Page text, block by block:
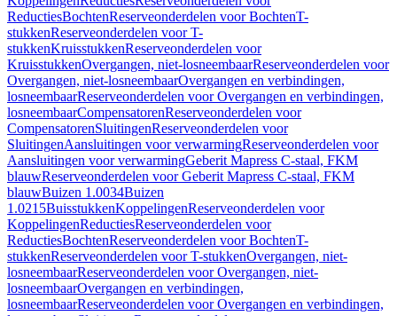
ReductiesBochtenReserveonderdelen voor BochtenT-
stukkenReserveonderdelen voor T-
stukkenKruisstukkenReserveonderdelen voor
KruisstukkenOvergangen, niet-losneembaarReserveonderdelen voor
Overgangen, niet-losneembaarOvergangen en verbindingen,
losneembaarReserveonderdelen voor Overgangen en verbindingen,
losneembaarCompensatorenReserveonderdelen voor
CompensatorenSluitingenReserveonderdelen voor
SluitingenAansluitingen voor verwarmingReserveonderdelen voor
Aansluitingen voor verwarmingGeberit Mapress C-staal, FKM
blauwReserveonderdelen voor Geberit Mapress C-staal, FKM
blauwBuizen 1.0034Buizen
1.0215BuisstukkenKoppelingenReserveonderdelen voor
KoppelingenReductiesReserveonderdelen voor
ReductiesBochtenReserveonderdelen voor BochtenT-
stukkenReserveonderdelen voor T-stukkenOvergangen, niet-
losneembaarReserveonderdelen voor Overgangen, niet-
losneembaarOvergangen en verbindingen,
losneembaarReserveonderdelen voor Overgangen en verbindingen,